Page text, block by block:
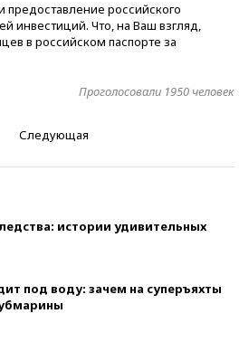
российского
инвестиций. Что, на Ваш взгляд,
в российском паспорте за
Проголосовали 1950 человек
Следующая
истории удивительных
под воду: зачем на суперъяхты